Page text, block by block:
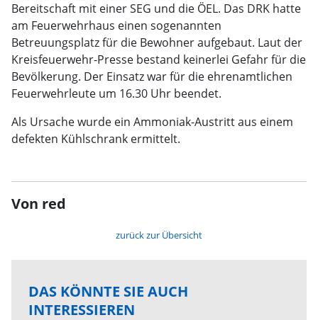
Bereitschaft mit einer SEG und die ÖEL. Das DRK hatte
am Feuerwehrhaus einen sogenannten
Betreuungsplatz für die Bewohner aufgebaut. Laut der
Kreisfeuerwehr-Presse bestand keinerlei Gefahr für die
Bevölkerung. Der Einsatz war für die ehrenamtlichen
Feuerwehrleute um 16.30 Uhr beendet.
Als Ursache wurde ein Ammoniak-Austritt aus einem
defekten Kühlschrank ermittelt.
Von red
zurück zur Übersicht
DAS KÖNNTE SIE AUCH
INTERESSIEREN